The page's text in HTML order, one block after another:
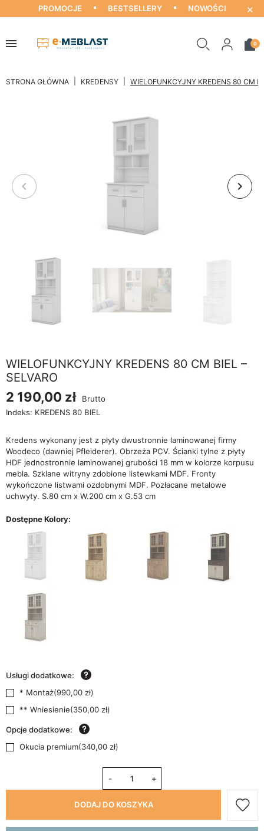
PROMOCJE BESTSELLERY NOWOŚCI ×
0
STRONA GŁÓWNA KREDENSY WIELOFUNKCYJNY KREDENS 80 CM
Poprzedni
keyboard_arrow_left keyboard_arrow_right
WIELOFUNKCYJNY KREDENS 80 CM BIEL –
SELVARO
2 190,00 zł
Brutto
Indeks: KREDENS 80 BIEL
Kredens wykonany jest z płyty dwustronnie laminowanej firmy
Woodeco (dawniej Pfleiderer). Obrzeża PCV. Ścianki tylne z płyty
HDF jednostronnie laminowanej grubości 18 mm w kolorze korpusu
mebla. Szklane witryny zdobione listewkami MDF. Fronty
wykończone listwami ozdobnymi MDF. Pozłacane metalowe
uchwyty. S.80 cm x W.200 cm x G.53 cm
Dostępne Kolory:
Usługi dodatkowe:
* Montaż(990,00 zł)
** Wniesienie(350,00 zł)
Opcje dodatkowe:
Okucia premium(340,00 zł)
- +
DODAJ DO KOSZYKA